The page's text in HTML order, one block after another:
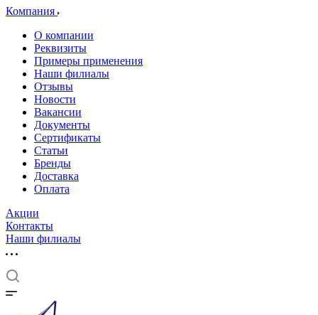
Компания
О компании
Реквизиты
Примеры применения
Наши филиалы
Отзывы
Новости
Вакансии
Документы
Cертификаты
Статьи
Бренды
Доставка
Оплата
Акции
Контакты
Наши филиалы